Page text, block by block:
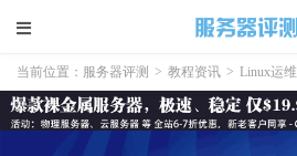
当前位置： 服务器评测 > 教程资讯 > Linux运维